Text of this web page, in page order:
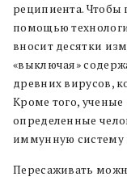
реципиента. Чтобы
помощью
вносит десятки
«выключая»
древних вирусов,
Кроме того,
определенные
иммунную систему
Пересаживать